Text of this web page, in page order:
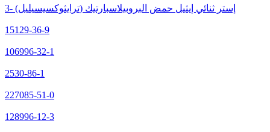
3- (ترايثوكسيسيليل) إستر ثنائي إيثيل حمض البروبيلاسبارتيك
15129-36-9
106996-32-1
2530-86-1
227085-51-0
128996-12-3